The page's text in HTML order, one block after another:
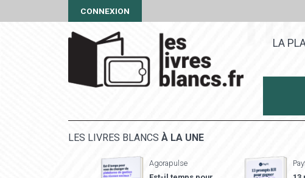
CONNEXION
LA
LES LIVRES BLANCS À LA UNE
Agorapulse